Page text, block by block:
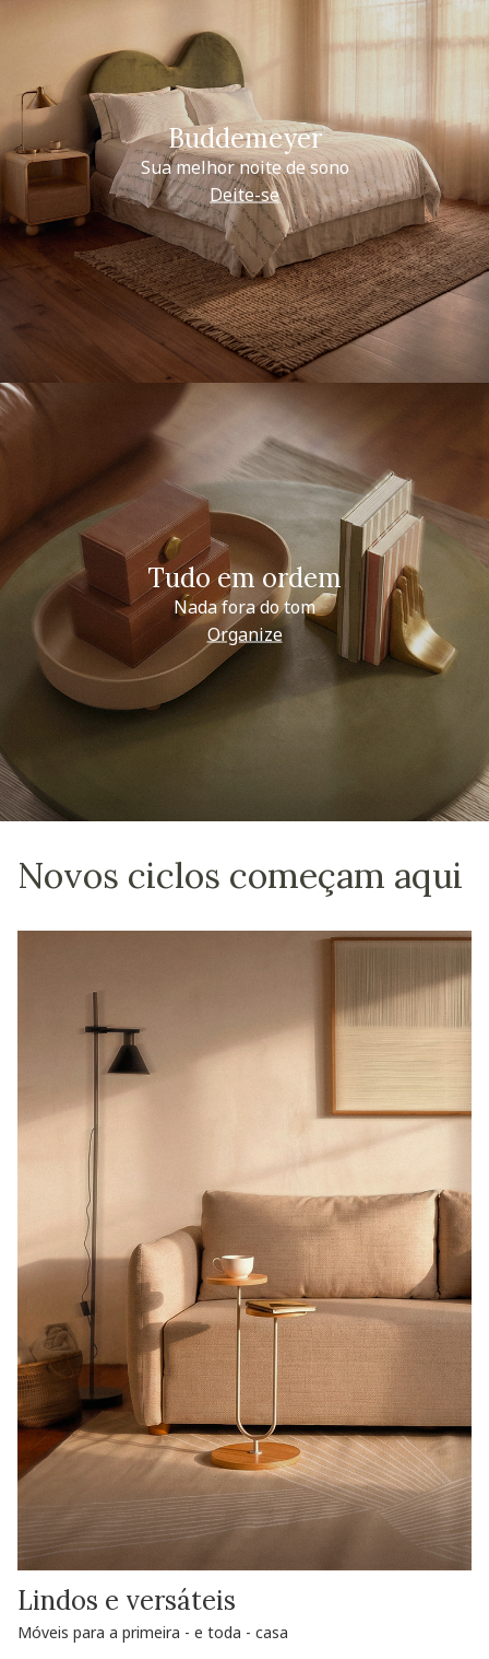
Buddemeyer
Sua melhor noite de sono
Deite-se
Tudo em ordem
Nada fora do tom
Organize
Novos ciclos começam aqui
Lindos e versáteis
Móveis para a primeira - e toda - casa